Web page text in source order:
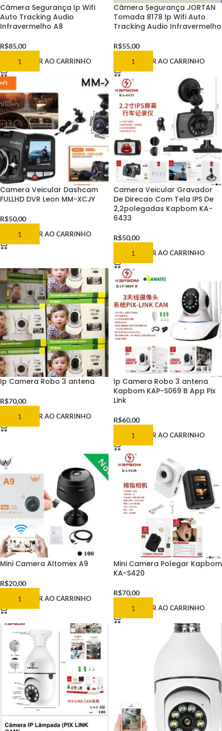
Câmera Segurança Ip Wifi
Auto Tracking Audio
Infravermelho A8
R$85,00
ADICIONAR AO CARRINHO
Câmera Segurança JORTAN
Tomada 8178 Ip Wifi Auto
Tracking Audio Infravermelho
R$55,00
ADICIONAR AO CARRINHO
Camera Veicular Dashcam
FULLHD DVR Leon MM-XCJY
R$50,00
ADICIONAR AO CARRINHO
Camera Veicular Gravador
De Direcao Com Tela IPS De
2,2polegadas Kapbom KA-
6433
R$50,00
ADICIONAR AO CARRINHO
Ip Camera Robo 3 antena
R$70,00
ADICIONAR AO CARRINHO
Ip Camera Robo 3 antena
Kapbom KAP-S069 B App Pix
Link
R$60,00
ADICIONAR AO CARRINHO
Mini Camera Altomex A9
R$20,00
ADICIONAR AO CARRINHO
Mini Camera Polegar Kapbom
KA-S420
R$70,00
ADICIONAR AO CARRINHO